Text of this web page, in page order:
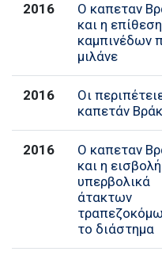
2016
Ο καπεταν
και η
καμπινέδων
μιλάνε
2016
Οι
καπετάν
2016
Ο καπεταν
και η
υπερβολικά
άτακτων
το διάστημα